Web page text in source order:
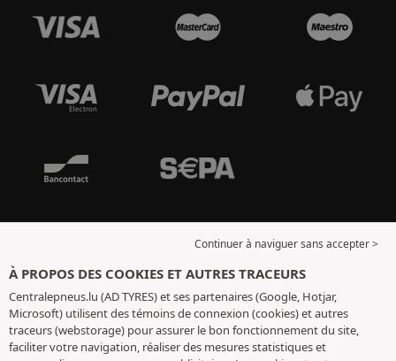
Continuer à naviguer sans accepter >
À PROPOS DES COOKIES ET AUTRES TRACEURS
Centralepneus.lu (AD TYRES) et ses partenaires (Google, Hotjar,
Microsoft) utilisent des témoins de connexion (cookies) et autres
traceurs (webstorage) pour assurer le bon fonctionnement du site,
faciliter votre navigation, réaliser des mesures statistiques et